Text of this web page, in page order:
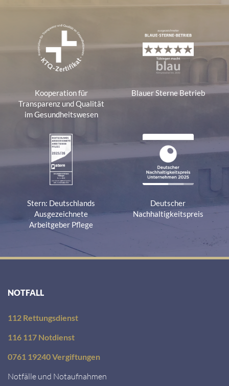
Kooperation für
Transparenz und Qualität
im Gesundheitswesen
Blauer Sterne Betrieb
Stern: Deutschlands
Ausgezeichnete
Arbeitgeber Pflege
Deutscher
Nachhaltigkeitspreis
NOTFALL
112 Rettungsdienst
116 117 Notdienst
0761 19240 Vergiftungen
Notfälle und Notaufnahmen